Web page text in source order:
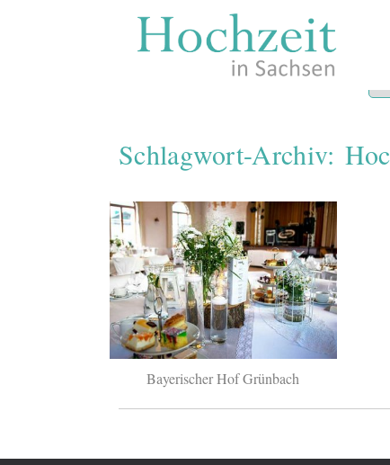
Schlagwort-Archiv:
Bayerischer Hof Grünbach